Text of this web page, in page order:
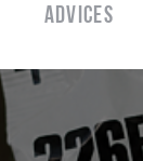
ADVICES